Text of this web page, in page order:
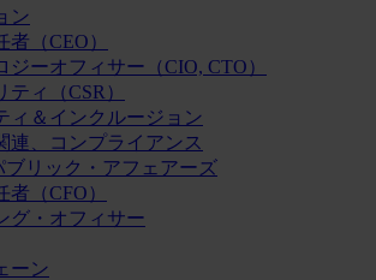
ン
（CEO）
ジーオフィサー（CIO, CTO）
ィ（CSR）
ィ＆インクルージョン
連、コンプライアンス
リック・アフェアーズ
（CFO）
グ・オフィサー
ーン